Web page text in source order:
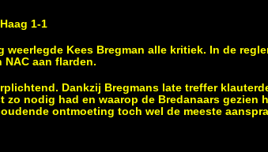
1-1
weerlegde Kees Bregman alle kritiek. In de
aan flarden.
Dankzij Bregmans late treffer
zo nodig had en waarop de Bredanaars gezien
ontmoeting toch wel de meeste